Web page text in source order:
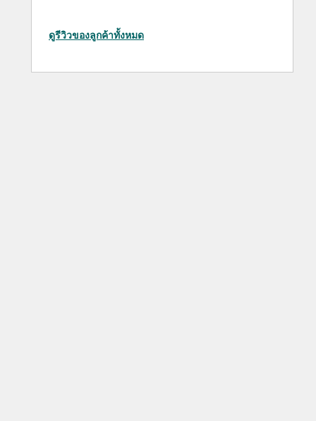
ดูรีวิวของลูกค้าทั้งหมด